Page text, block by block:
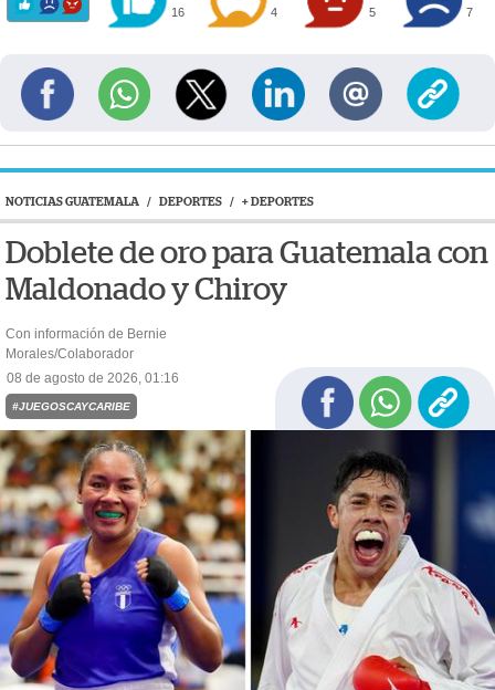
16 4 5 7
NOTICIAS GUATEMALA / DEPORTES / + DEPORTES
Doblete de oro para Guatemala con
Maldonado y Chiroy
Con información de Bernie
Morales/Colaborador
08 de agosto de 2026, 01:16
#JUEGOSCAYCARIBE